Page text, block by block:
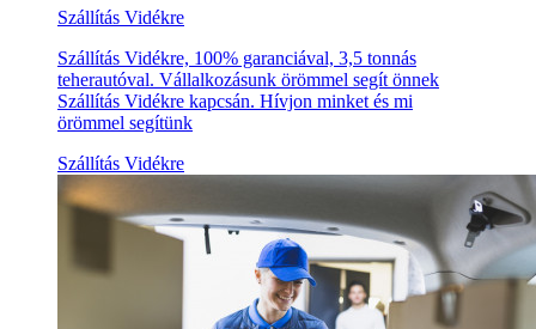
Szállítás Vidékre
Szállítás Vidékre, 100% garanciával, 3,5 tonnás
teherautóval. Vállalkozásunk örömmel segít önnek
Szállítás Vidékre kapcsán. Hívjon minket és mi
örömmel segítünk
Szállítás Vidékre